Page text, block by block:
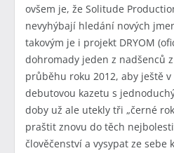
ovšem je, že Solitude
nevyhýbají hledání nových
takovým je i projekt DRYOM
dohromady jeden z nadšenců
průběhu roku 2012, aby ještě
debutovou kazetu s
doby už ale utekly tři „černé
praštit znovu do těch
člověčenství a vysypat ze sebe